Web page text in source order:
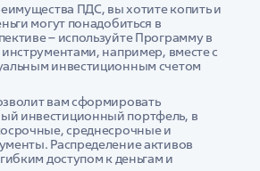
ПДС, вы хотите копить и
могут понадобиться в
– используйте Программу в
например, вместе с
инвестиционным счетом
вам сформировать
инвестиционный портфель, в
среднесрочные и
Распределение активов
доступом к деньгам и